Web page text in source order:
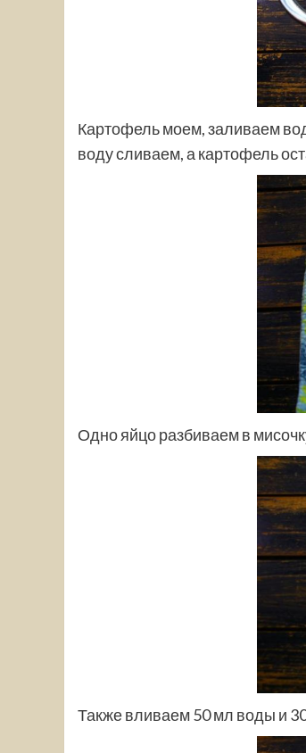
Картофель моем, заливаем
воду сливаем, а картофель
Одно яйцо разбиваем в
Также вливаем 50 мл воды и